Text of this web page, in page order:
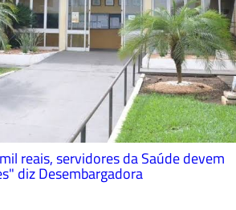
reais, servidores da Saúde devem
diz Desembargadora